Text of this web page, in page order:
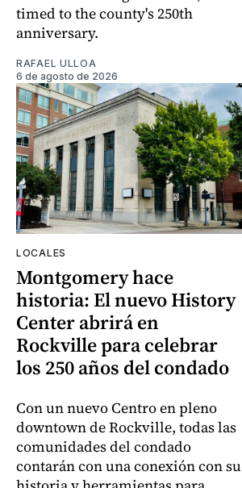
timed to the county's 250th
anniversary.
RAFAEL ULLOA
6 de agosto de 2026
LOCALES
Montgomery hace
historia: El nuevo History
Center abrirá en
Rockville para celebrar
los 250 años del condado
Con un nuevo Centro en pleno
downtown de Rockville, todas las
comunidades del condado
contarán con una conexión con su